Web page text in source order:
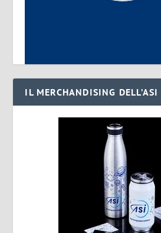
IL MERCHANDISING DELL’ASI